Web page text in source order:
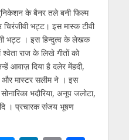
के बैनर तले बनी फिल्म
भट्ट। इस मास्क टीवी
भट्ट । इस हिन्दुत्व के लेखक
राज के लिखे गीतों को
आवाज़ दिया है दलेर मेंहदी,
और मास्टर सलीम ने । इस
भदौरिया, अनूप जलोटा,
। प्रचारक संजय भूषण